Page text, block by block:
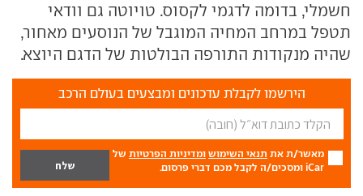
חשמלי, בדומה לדגמי לקסוס. טויוטה גם וודאי
תטפל במרחב המחיה המוגבל של הנוסעים מאחור,
שהיה מנקודות התורפה הבולטות של הדגם היוצא.
הירשמו לקבלת עדכונים ומבצעים בעולם הרכב
מאשר/ת את תנאי השימוש ומדיניות הפרטיות של
iCar ומסכים/ה לקבל מכם דברי פרסום.